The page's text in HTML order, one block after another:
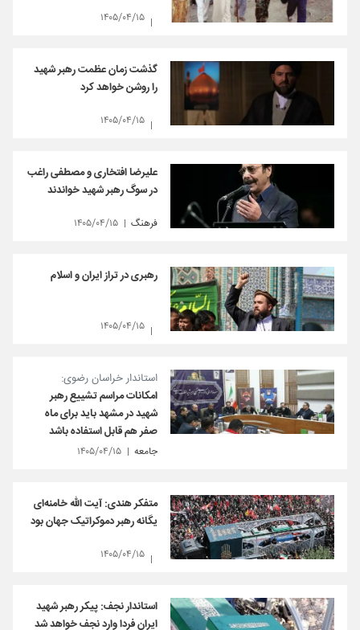
۱۴۰۵/۰۴/۱۵
گذشت زمان عظمت رهبر شهید
را روشن خواهد کرد
۱۴۰۵/۰۴/۱۵
علیرضا افتخاری و مصطفی راغب
در سوگ رهبر شهید خواندند
فرهنگ ۱۴۰۵/۰۴/۱۵
رهبری در تراز ایران و اسلام
۱۴۰۵/۰۴/۱۵
استاندار خراسان رضوی:
امکانات مراسم تشییع رهبر
شهید در مشهد باید برای ماه
صفر هم قابل استفاده باشد
جامعه ۱۴۰۵/۰۴/۱۵
متفکر هندی: آیت الله خامنه‌ای
یگانه رهبر دموکراتیک جهان بود
۱۴۰۵/۰۴/۱۵
استاندار نجف: پیکر رهبر شهید
ایران فردا وارد نجف خواهد شد